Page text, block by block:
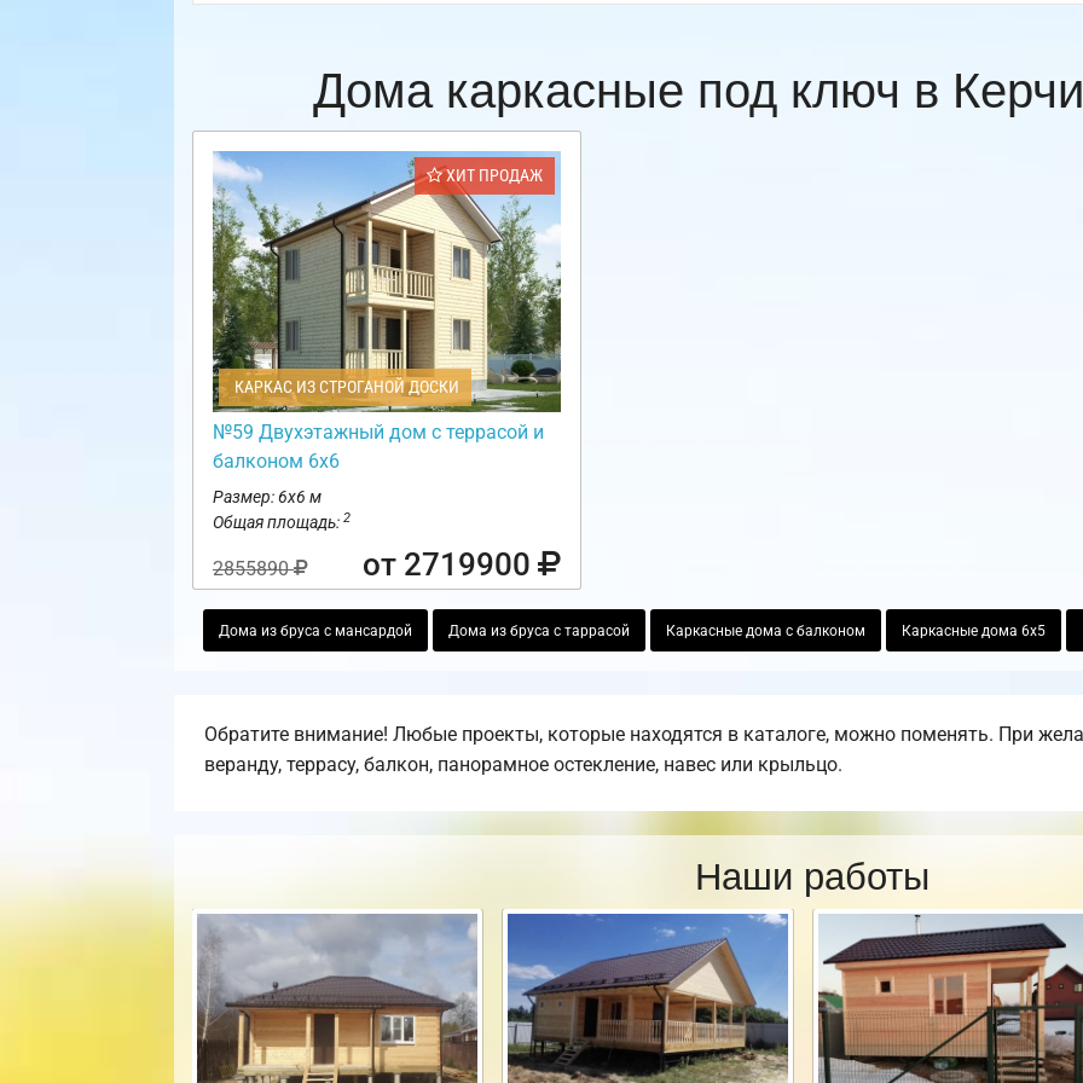
Дома каркасные под ключ в
ХИТ ПРОДАЖ
КАРКАС ИЗ СТРОГАНОЙ ДОСКИ
№59 Двухэтажный дом с террасой и
балконом 6х6
Размер: 6х6 м
Общая площадь: 2
2855890 от 2719900
Дома из бруса с мансардой Дома из бруса с таррасой Каркасные дома с балконом Каркасные дома 6х5
Обратите внимание! Любые проекты, которые находятся в каталоге, можно поменять. При
веранду, террасу, балкон, панорамное остекление, навес или крыльцо.
Наши работы